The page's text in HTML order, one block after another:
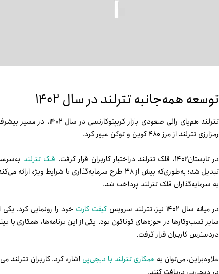
توسعه همه‌جانبه تترلند در سال ۱۴۰۲
تترلند هم‌پای رالی صعودی
رمزارزی تترلند از مرز ۴۸۰ کوین و توکن عبور کرد.
در تابستان‌۱۴۰۲، قلک تترلند در‌اختیار کاربران قرار گرفت. قلک تترلند
به سرمایه‌گذاران قلک تترلند پرداخت شد.
در میانه سال ۱۴۰۲ نیز، تترلند سرویس گیفت کارت
سایر کسب‌وکارها در حوزه‌های گوناگون بود. یکی از این برنامه‌ها، همکاری با
دردسترس کاربران قرار گرفت.
علاوه‌براین، می‌توان بههمکاری تترلند با دیجی‌پی اشاره کرد. کاربران تترلند